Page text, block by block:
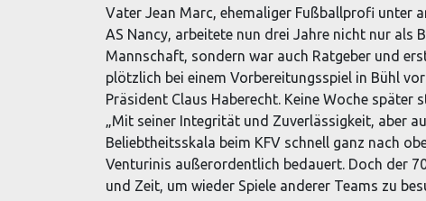
Vater Jean Marc, ehemaliger Fußballprofi unter
AS Nancy, arbeitete nun drei Jahre nicht nur
Mannschaft, sondern war auch Ratgeber und
plötzlich bei einem Vorbereitungsspiel in Bühl
Präsident Claus Haberecht. Keine Woche
„Mit seiner Integrität und Zuverlässigkeit, aber
Beliebtheitsskala beim KFV schnell ganz nach
Venturinis außerordentlich bedauert. Doch der
und Zeit, um wieder Spiele anderer Teams zu